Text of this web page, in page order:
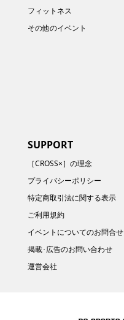
フィットネス
その他のイベント
SUPPORT
［CROSS×］の理念
プライバシーポリシー
特定商取引法に関する表示
ご利用規約
イベントについてのお問合せ
掲載･広告のお問い合わせ
運営会社